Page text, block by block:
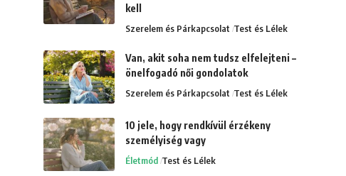
kell
Szerelem és Párkapcsolat Test és Lélek
Van, akit soha nem tudsz elfelejteni –
önelfogadó női gondolatok
Szerelem és Párkapcsolat Test és Lélek
10 jele, hogy rendkívül érzékeny
személyiség vagy
Életmód Test és Lélek